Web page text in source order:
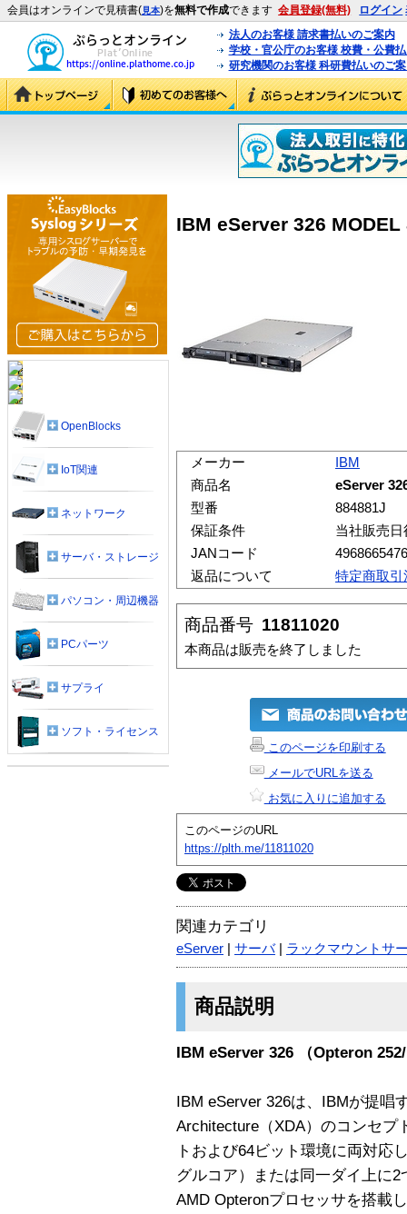
会員はオンラインで見積書(見本)を無料で作成できます 会員登録(無料) ログイン
法人のお客様 請求書払いのご案内
学校・官公庁のお客様 校費・公費
研究機関のお客様 科研費払いのご
IBM eServer 326
メーカー
IBM
商品名
eServer
型番
884881J
保証条件
当社販売
JANコード
返品について
特定商取
商品番号 11811020
本商品は販売を終了しました
このページを印刷する
メールでURLを送る
お気に入りに追加する
このページのURL
https://plth.me/11811020
関連カテゴリ
eServer サーバ| ラックマウントサ
商品説明
IBM eServer 326 （Opteron
IBM eServer 326は、IBMが提唱
Architecture（XDA）のコンセプ
トおよび64ビット環境に両対応
グルコア）または同一ダイ上に
AMD Opteronプロセッサを搭載
OpenBlocks
IoT関連
ネットワーク
サーバ・ストレージ
パソコン・周辺機器
PCパーツ
サプライ
ソフト・ライセンス